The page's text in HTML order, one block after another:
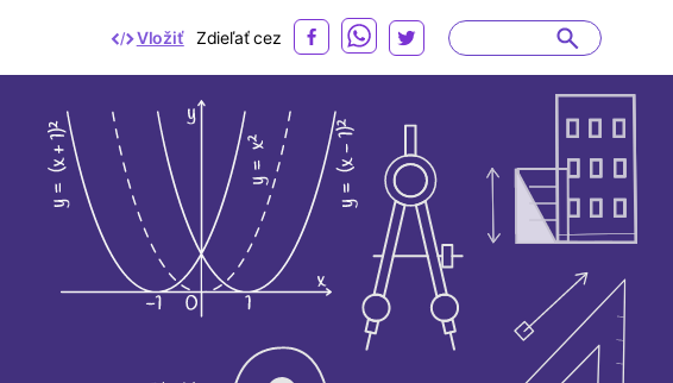
Vložiť Zdieľať cez